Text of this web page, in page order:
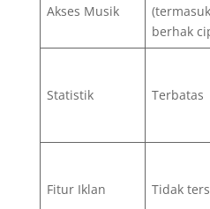
Akses Musik
(termasuk
berhak
Statistik Terbatas
Fitur Iklan Tidak